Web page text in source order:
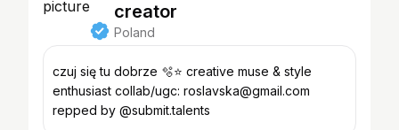
creator
Poland
czuj się tu dobrze 🫧⭐️ creative muse & style
enthusiast collab/ugc: roslavska@gmail.com
repped by @submit.talents